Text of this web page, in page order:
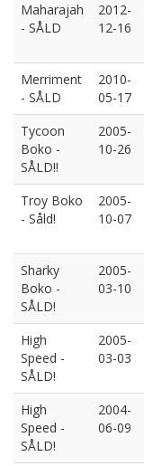
Maharajah
- SÅLD
2012-
12-16
Merriment
- SÅLD
2010-
05-17
Tycoon
Boko -
SÅLD!!
2005-
10-26
Troy Boko
- Såld!
2005-
10-07
Sharky
Boko -
SÅLD!
2005-
03-10
High
Speed -
SÅLD!
2005-
03-03
High
Speed -
SÅLD!
2004-
06-09